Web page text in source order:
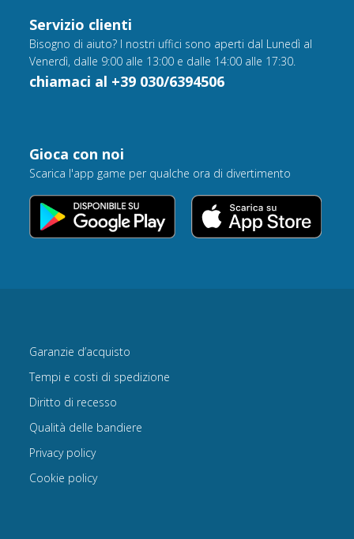
Servizio clienti
Bisogno di aiuto? I nostri uffici sono aperti dal Lunedì al
Venerdì, dalle 9:00 alle 13:00 e dalle 14:00 alle 17:30.
chiamaci al +39 030/6394506
Gioca con noi
Scarica l'app game per qualche ora di divertimento
Garanzie d’acquisto
Tempi e costi di spedizione
Diritto di recesso
Qualità delle bandiere
Privacy policy
Cookie policy